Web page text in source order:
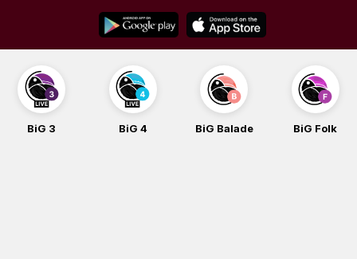
content
BiG 3 BiG 4 BiG Balade BiG Folk